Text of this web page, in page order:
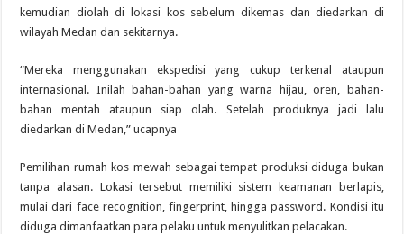
kemudian diolah di lokasi kos sebelum dikemas dan diedarkan di
wilayah Medan dan sekitarnya.
“Mereka menggunakan ekspedisi yang cukup terkenal ataupun
internasional. Inilah bahan-bahan yang warna hijau, oren, bahan-
bahan mentah ataupun siap olah. Setelah produknya jadi lalu
diedarkan di Medan,” ucapnya
Pemilihan rumah kos mewah sebagai tempat produksi diduga bukan
tanpa alasan. Lokasi tersebut memiliki sistem keamanan berlapis,
mulai dari face recognition, fingerprint, hingga password. Kondisi itu
diduga dimanfaatkan para pelaku untuk menyulitkan pelacakan.